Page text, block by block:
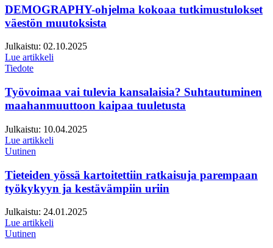
DEMOGRAPHY-ohjelma kokoaa tutkimustulokset
väestön muutoksista
Julkaistu: 02.10.2025
Lue artikkeli
Tiedote
Työvoimaa vai tulevia kansalaisia? Suhtautuminen
maahanmuuttoon kaipaa tuuletusta
Julkaistu: 10.04.2025
Lue artikkeli
Uutinen
Tieteiden yössä kartoitettiin ratkaisuja parempaan
työkykyyn ja kestävämpiin uriin
Julkaistu: 24.01.2025
Lue artikkeli
Uutinen